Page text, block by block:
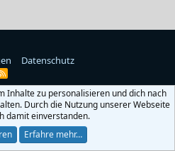
Datenschutz
R
SInhalte zu personalisieren und dich nach
Durch die Nutzung unserer Webseite
damit einverstanden.
Erfahre mehr…